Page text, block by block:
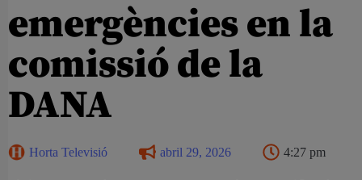
emergències en la
comissió de la
DANA
Horta Televisió abril 29, 2026 4:27 pm